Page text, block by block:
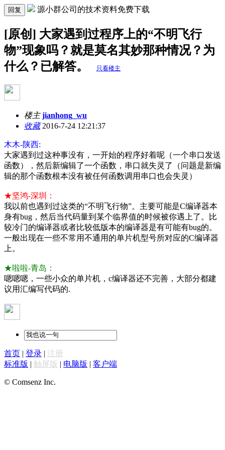
回复 源小群公司的技术资料免费下载
[原创] 大家遇到过程序上的“不明飞行
物”现象吗？就是莫名其妙那种情况？为
什么？已解答。
只看楼主
楼主 jianhong_wu
收藏2016-7-24 12:21:37
木木-陕西:
大家遇到过这种事没有，一开始的程序好着呢（一个串口发送
函数），然后新编辑了一个函数，串口就失灵了（问题是新编
辑的那个函数根本没有被任何函数调用串口也会失灵）
★坚鸿-深圳：
我以前也遇到过这类的“不明飞行物”。主要可能是C编译器本
身有bug，然后当代码量到某个临界值的时候被你遇上了。比
较冷门的编译器或者比较低版本的编译器是有可能有bug的。
一般出现在一些不常用不通用的单片机型号所对应的C编译器
上。
★啦啦-青岛：
嗯嗯嗯，一些小众的单片机，c编译器还不完善，大部分都建
议用汇编写代码的.
首页 | 登录 | 注册
标准版 | 触屏版 | 电脑版 | 客户端
© Comsenz Inc.